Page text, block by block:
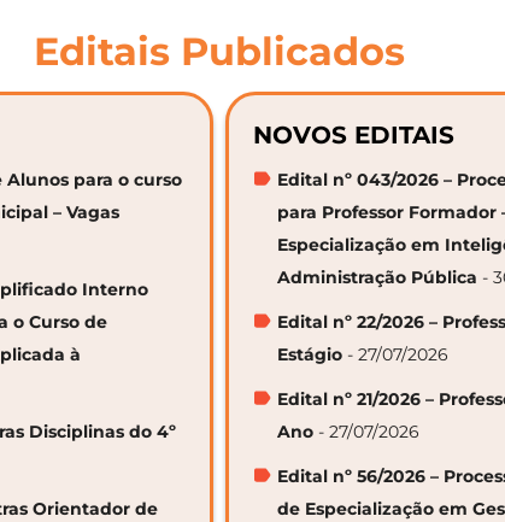
Editais Publicados
Alunos para o curso
– Vagas
Interno
o Curso de
à
Disciplinas do 4º
Orientador de
NOVOS EDITAIS
Edital nº 043/2026 –
para Professor
Especialização em
Administração Pública -
Edital nº 22/2026 –
Estágio - 27/07/2026
Edital nº 21/2026 –
Ano - 27/07/2026
Edital nº 56/2026 –
de Especialização em